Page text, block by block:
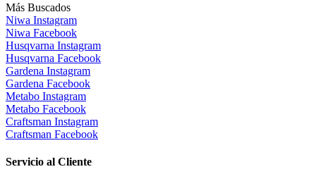
Más Buscados
Niwa Instagram
Niwa Facebook
Husqvarna Instagram
Husqvarna Facebook
Gardena Instagram
Gardena Facebook
Metabo Instagram
Metabo Facebook
Craftsman Instagram
Craftsman Facebook
Servicio al Cliente